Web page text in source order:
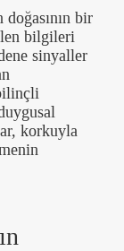
bir
bilgileri
sinyaller
korkuyla